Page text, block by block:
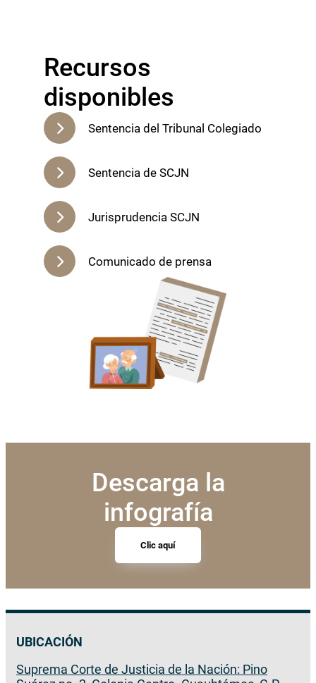
Recursos
disponibles
Sentencia del Tribunal Colegiado
Sentencia de SCJN
Jurisprudencia SCJN
Comunicado de prensa
Descarga la
infografía
Clic aquí
UBICACIÓN
Suprema Corte de Justicia de la Nación: Pino